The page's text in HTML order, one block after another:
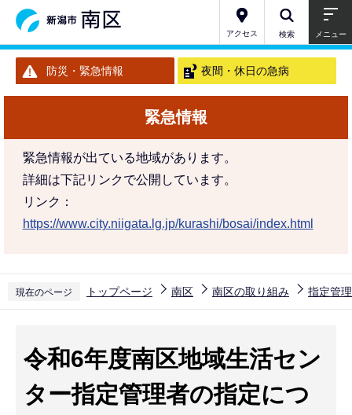
ジ
先
アクセス 検索 メニュー
防災・緊急情報 夜間・休日の急病
緊急情報
緊急情報が出ている地域があります。
詳細は下記リンクで公開しています。
リンク：
https://www.city.niigata.lg.jp/kurashi/bosai/index.html
現在のページ トップページ 南区 南区の取り組み 指定管
令和6年度南区地域生活セン
ター指定管理者の指定につ